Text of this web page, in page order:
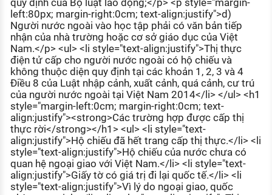
quy định của Bộ luật lao động;</p> <p style="margin-
left:80px; margin-right:0cm; text-align:justify">d)
Người nước ngoài vào học tập phải có văn bản tiếp
nhận của nhà trường hoặc cơ sở giáo dục của Việt
Nam.</p> <ul> <li style="text-align:justify">Thị thực
điện tử cấp cho người nước ngoài có hộ chiếu và
không thuộc diện quy định tại các khoản 1, 2, 3 và 4
Điều 8 của Luật nhập cảnh, xuất cảnh, quá cảnh, cư trú
của người nước ngoài tại Việt Nam 2014</li> </ul> <h1
style="margin-left:0cm; margin-right:0cm; text-
align:justify"><strong>Các trường hợp được cấp thị
thực rời</strong></h1> <ul> <li style="text-
align:justify">Hộ chiếu đã hết trang cấp thị thực.</li> <li
style="text-align:justify">Hộ chiếu của nước chưa có
quan hệ ngoại giao với Việt Nam.</li> <li style="text-
align:justify">Giấy tờ có giá trị đi lại quốc tế.</li> <li
style="text-align:justify">Vì lý do ngoại giao, quốc